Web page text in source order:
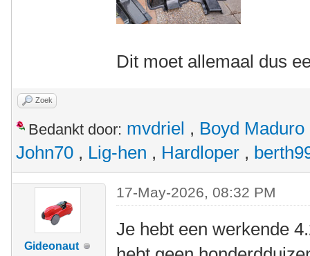
Dit moet allemaal dus
Zoek
Bedankt door: mvdriel , Boyd Maduro
John70 , Lig-hen , Hardloper ,
Gideonaut
17-May-2026, 08:32 PM
Je hebt een werkende